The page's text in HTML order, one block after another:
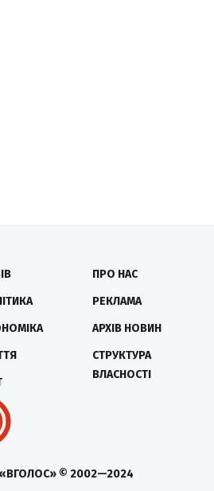
© 2002—2024
ПРО НАС
РЕКЛАМА
АРХІВ НОВИН
СТРУКТУРА
ВЛАСНОСТІ